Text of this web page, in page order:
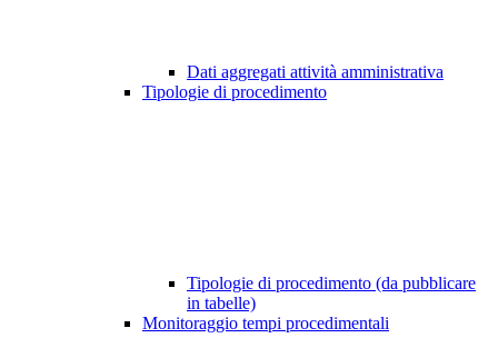
Dati aggregati attività amministrativa
Tipologie di procedimento
Tipologie di procedimento (da pubblicare
in tabelle)
Monitoraggio tempi procedimentali